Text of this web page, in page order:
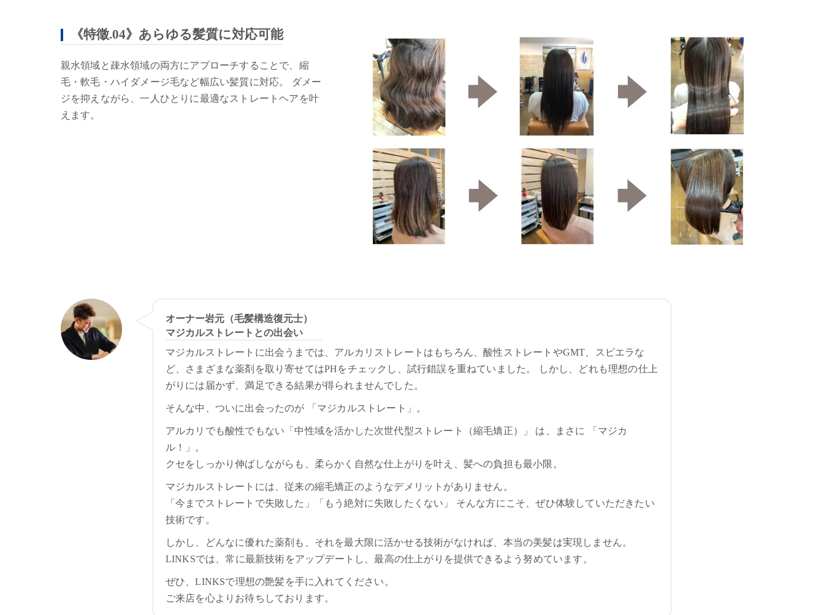
《特徵.04》あらゆる髪質に対応可能
親水領域と疎水領域の両方にアプローチすることで、縮
毛・軟毛・ハイダメージ毛など幅広い髪質に対応。 ダメー
ジを抑えながら、一人ひとりに最適なストレートヘアを叶
えます。
オーナー岩元（毛髪構造復元士）
マジカルストレートとの出会い
マジカルストレートに出会うまでは、アルカリストレートはもちろん、酸性ストレートやGMT、スピエラな
ど、さまざまな薬剤を取り寄せてはPHをチェックし、試行錯誤を重ねていました。 しかし、どれも理想の仕上
がりには届かず、満足できる結果が得られませんでした。
そんな中、ついに出会ったのが 「マジカルストレート」。
アルカリでも酸性でもない「中性域を活かした次世代型ストレート（縮毛矯正）」 は、まさに 「マジカ
ル！」。
クセをしっかり伸ばしながらも、柔らかく自然な仕上がりを叶え、髪への負担も最小限。
マジカルストレートには、従来の縮毛矯正のようなデメリットがありません。
「今までストレートで失敗した」「もう絶対に失敗したくない」 そんな方にこそ、ぜひ体験していただきたい
技術です。
しかし、どんなに優れた薬剤も、それを最大限に活かせる技術がなければ、本当の美髪は実現しません。
LINKSでは、常に最新技術をアップデートし、最高の仕上がりを提供できるよう努めています。
ぜひ、LINKSで理想の艶髪を手に入れてください。
ご来店を心よりお待ちしております。